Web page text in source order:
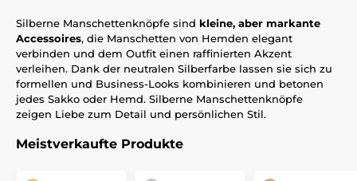
Silberne Manschettenknöpfe sind kleine, aber markante
Accessoires, die Manschetten von Hemden elegant
verbinden und dem Outfit einen raffinierten Akzent
verleihen. Dank der neutralen Silberfarbe lassen sie sich zu
formellen und Business-Looks kombinieren und betonen
jedes Sakko oder Hemd. Silberne Manschettenknöpfe
zeigen Liebe zum Detail und persönlichen Stil.
Meistverkaufte Produkte